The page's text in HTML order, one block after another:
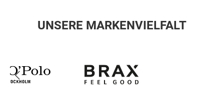
UNSERE MARKENVIELFALT